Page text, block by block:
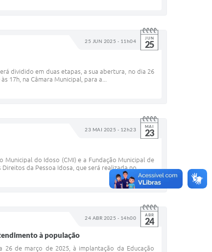
25 JUN 2025 - 11h04 JUN
25
dividido em duas etapas, a sua abertura, no dia 26
17h, na Câmara Municipal, para a...
23 MAI 2025 - 12h23 MAI
23
do Idoso (CMI) e a Fundação Municipal de
da Pessoa Idosa, que será realizada no...
24 ABR 2025 - 14h00 ABR
24
à população
de março de 2025, à implantação da Educação